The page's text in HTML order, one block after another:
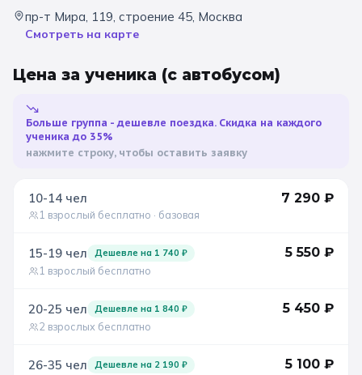
пр-т Мира, 119, строение 45, Москва
Смотреть на карте
Цена за ученика (с автобусом)
Больше группа - дешевле поездка. Скидка на каждого
ученика до 35%
нажмите строку, чтобы оставить заявку
10-14 чел
1 взрослый бесплатно · базовая
7 290 ₽
15-19 чел Дешевле на 1 740 ₽
1 взрослый бесплатно
5 550 ₽
20-25 чел Дешевле на 1 840 ₽
2 взрослых бесплатно
5 450 ₽
26-35 чел Дешевле на 2 190 ₽ 5 100 ₽